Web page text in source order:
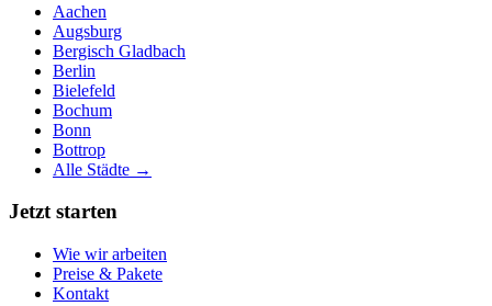
Aachen
Augsburg
Bergisch Gladbach
Berlin
Bielefeld
Bochum
Bonn
Bottrop
Alle Städte →
Jetzt starten
Wie wir arbeiten
Preise & Pakete
Kontakt